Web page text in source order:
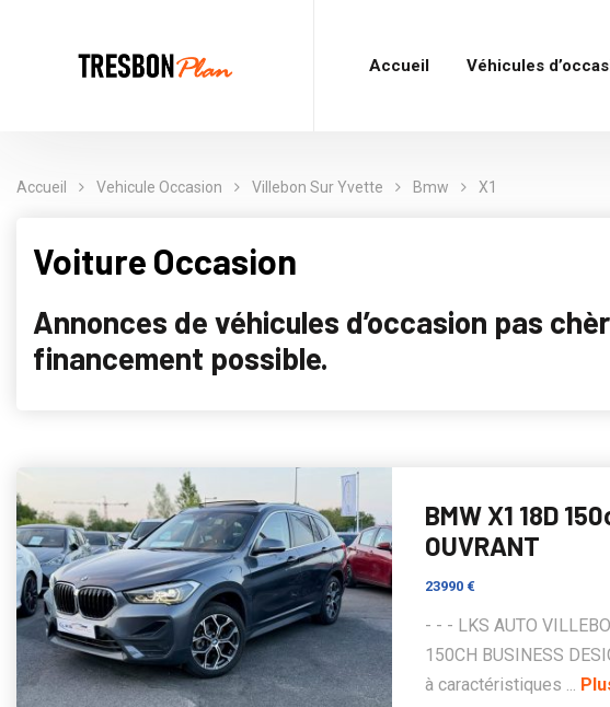
Accueil Véhicules
Accueil Vehicule Occasion Villebon Sur Yvette Bmw X1
Voiture Occasion
Annonces de véhicules d’occasion pas
financement possible.
BMW X1 18D
OUVRANT
23990 €
- - - LKS AUTO
150CH BUSINESS
à caractéristiques ...